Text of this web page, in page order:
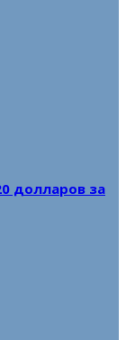
долларов за